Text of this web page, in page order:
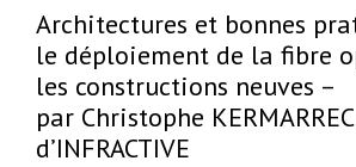
Architectures et bonnes
le déploiement de la fibre
les constructions neuves –
par Christophe
d’INFRACTIVE